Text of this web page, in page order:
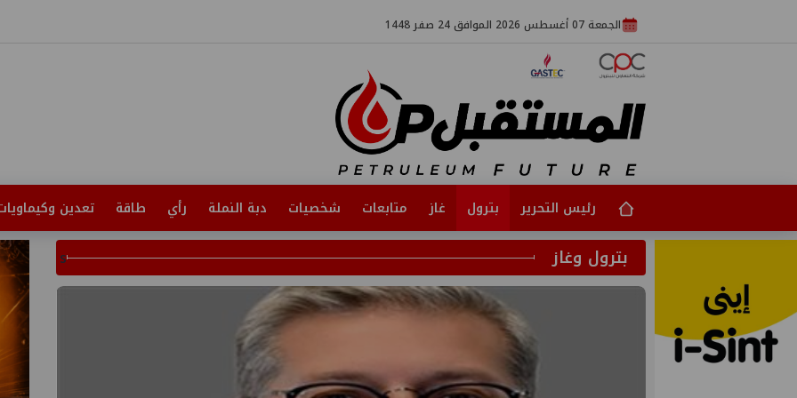
الجمعة 07 أغسطس 2026 الموافق 24 صفر 1448
رئيس التحرير بترول غاز متابعات شخصيات دبة النملة رأي طاقة تعدين
بترول وغاز s